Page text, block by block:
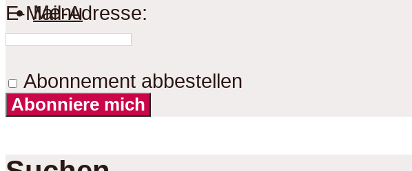
Menu
E-Mail-Adresse:
Abonnement abbestellen
Abonniere mich